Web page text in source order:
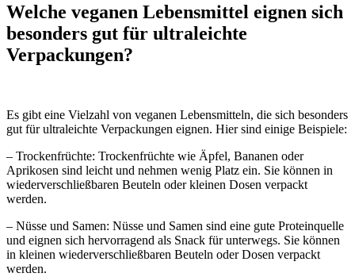
Welche veganen Lebensmittel eignen sich
besonders gut für ultraleichte
Verpackungen?
Es gibt eine Vielzahl von veganen Lebensmitteln, die sich besonders
gut für ultraleichte Verpackungen eignen. Hier sind einige Beispiele:
– Trockenfrüchte: Trockenfrüchte wie Äpfel, Bananen oder
Aprikosen sind leicht und nehmen wenig Platz ein. Sie können in
wiederverschließbaren Beuteln oder kleinen Dosen verpackt
werden.
– Nüsse und Samen: Nüsse und Samen sind eine gute Proteinquelle
und eignen sich hervorragend als Snack für unterwegs. Sie können
in kleinen wiederverschließbaren Beuteln oder Dosen verpackt
werden.